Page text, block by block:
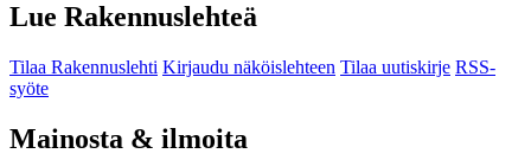
Lue Rakennuslehteä
Tilaa Rakennuslehti Kirjaudu näköislehteen Tilaa uutiskirje RSS-
syöte
Mainosta & ilmoita